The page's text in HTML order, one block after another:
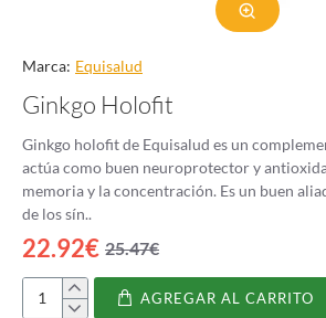
Marca: Equisalud
Ginkgo Holofit
Ginkgo holofit de Equisalud es un
actúa como buen neuroprotector y
memoria y la concentración. Es un buen
de los sín..
22.92€ 25.47€
Ginkgo
AGREGAR AL CARRITO